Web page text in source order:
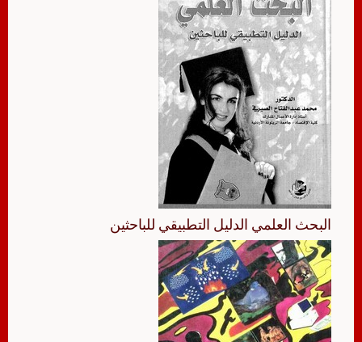
البحث العلمي الدليل التطبيقي للباحثين